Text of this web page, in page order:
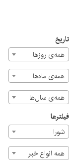
تاریخ
همه‌ی روزها
همه‌ی ماه‌ها
همه‌ی سال‌ها
فیلترها
شورا
همه انواع خبر